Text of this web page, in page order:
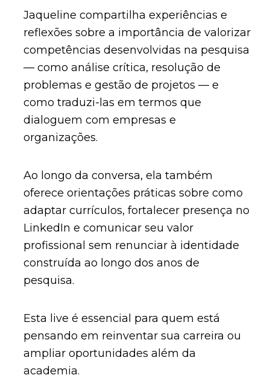
Jaqueline compartilha experiências e
reflexões sobre a importância de valorizar
competências desenvolvidas na pesquisa
— como análise crítica, resolução de
problemas e gestão de projetos — e
como traduzi-las em termos que
dialoguem com empresas e
organizações.
Ao longo da conversa, ela também
oferece orientações práticas sobre como
adaptar currículos, fortalecer presença no
LinkedIn e comunicar seu valor
profissional sem renunciar à identidade
construída ao longo dos anos de
pesquisa.
Esta live é essencial para quem está
pensando em reinventar sua carreira ou
ampliar oportunidades além da
academia.